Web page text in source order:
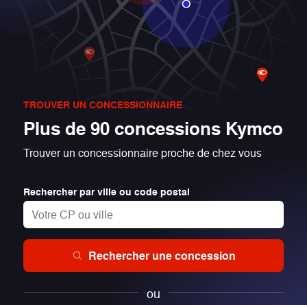
18x7-8
18x9-8
Poids en
ordre de
marche
114 kg
TROUVER UN CONCESSIONNAIRE
Plus de 90 concessions Kymco
Trouver un concessionnaire proche de chez vous
Rechercher par ville ou code postal
Rechercher une concession
ou